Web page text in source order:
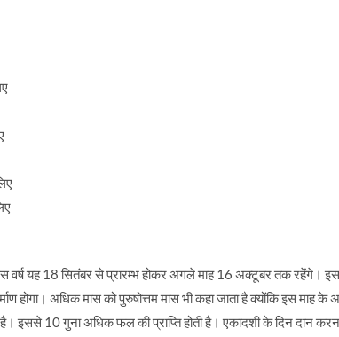
वर्ष यह 18 सितंबर से प्रारम्भ होकर अगले माह 16 अक्टूबर तक रहेंगे। इस
होगा। अधिक मास को पुरुषोत्तम मास भी कहा जाता है क्योंकि इस माह के
इससे 10 गुना अधिक फल की प्राप्ति होती है। एकादशी के दिन दान